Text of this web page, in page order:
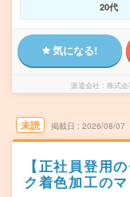
20代
気になる!
派遣会社 株式
未読 掲載日 2026/08/07
【正社員登用
ク着色加工の